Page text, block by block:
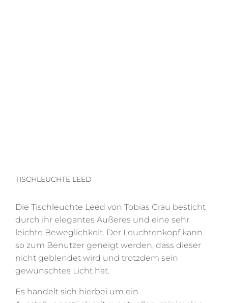
TISCHLEUCHTE LEED
Die Tischleuchte Leed von Tobias Grau besticht
durch ihr elegantes Äußeres und eine sehr
leichte Beweglichkeit. Der Leuchtenkopf kann
so zum Benutzer geneigt werden, dass dieser
nicht geblendet wird und trotzdem sein
gewünschtes Licht hat.
Es handelt sich hierbei um ein